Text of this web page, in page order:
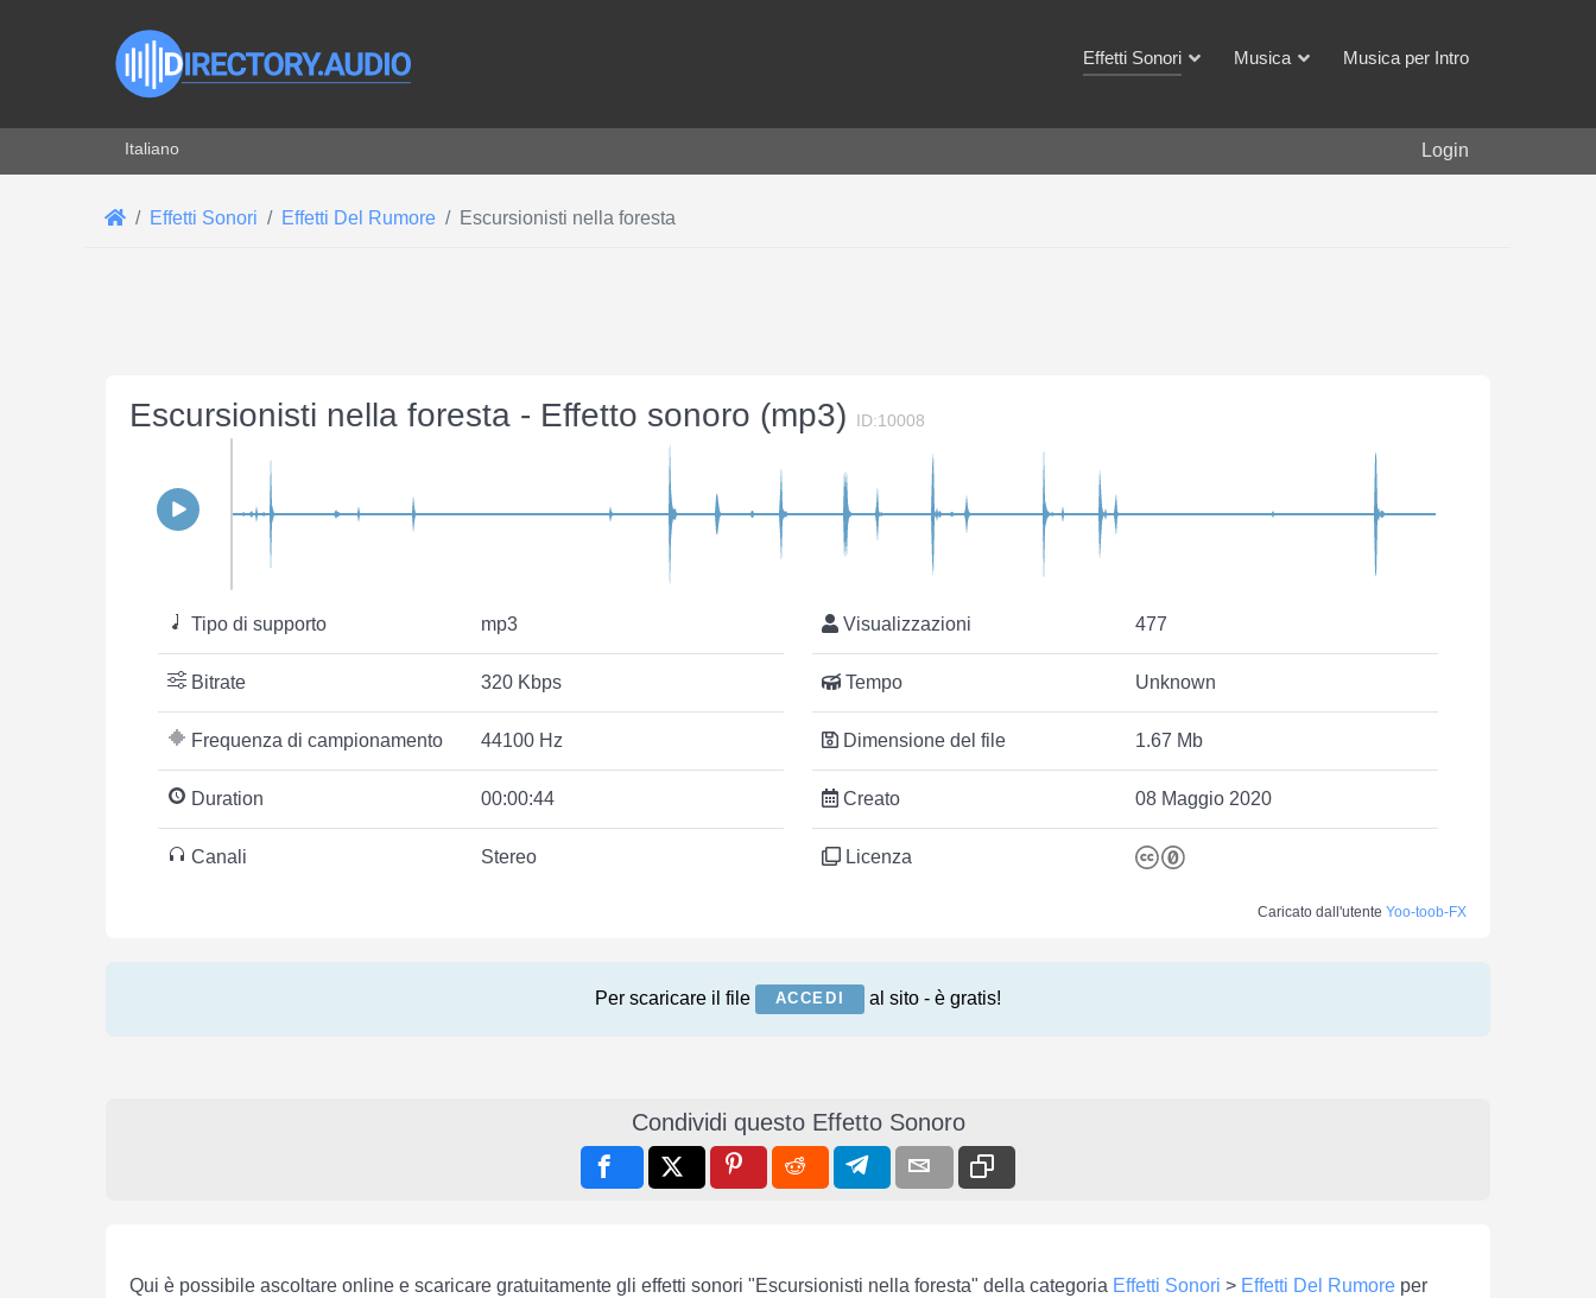
Effetti Sonori Musica Musica per Intro
Seleziona la tua lingua
Italiano Login
Effetti Sonori Effetti Del Rumore Escursionisti nella foresta
Escursionisti nella foresta - Effetto sonoro (mp3) ID:10008
Tipo di supporto mp3
Bitrate 320 Kbps
Frequenza di campionamento 44100 Hz
Duration 00:00:44
Canali Stereo
Visualizzazioni 477
Tempo Unknown
Dimensione del file 1.67 Mb
Creato 08 Maggio 2020
Licenza
Caricato dall'utente Yoo-toob-FX
Per scaricare il file ACCEDI al sito - è gratis!
Condividi questo Effetto Sonoro
Qui è possibile ascoltare online e scaricare gratuitamente gli effetti sonori "Escursionisti nella foresta" della categoria Effetti Sonori > Effetti Del Rumore per